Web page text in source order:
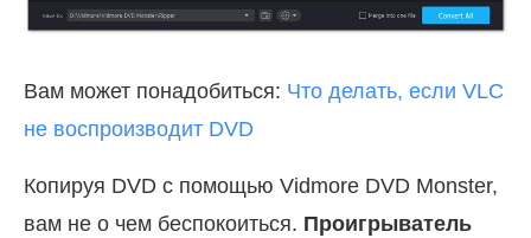
Вам может понадобиться: Что делать, если VLC
не воспроизводит DVD
Копируя DVD с помощью Vidmore DVD Monster,
вам не о чем беспокоиться. Проигрыватель